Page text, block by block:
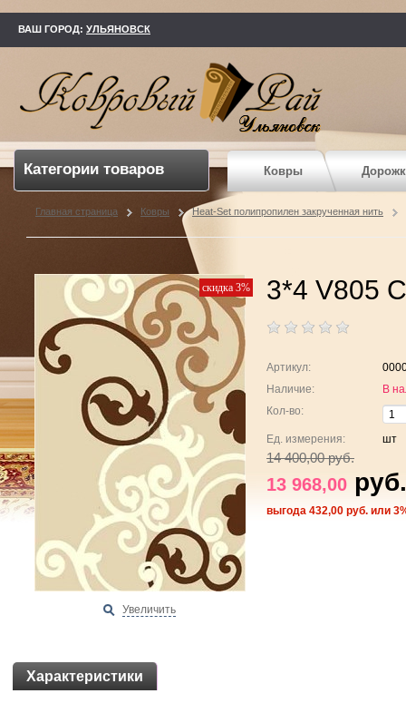
ВАШ ГОРОД: УЛЬЯНОВСК
Категории товаров Ковры
Главная страница Ковры Heat-Set полипропилен закрученная нить
скидка 3%
Увеличить
3*4 V805
Артикул:
Наличие:
В
Кол-во:
Ед. измерения: шт
14 400,00 руб.
13 968,00 руб.
выгода 432,00 руб. или
Характеристики